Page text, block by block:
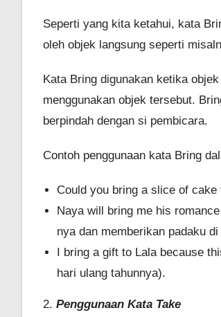
Seperti yang kita ketahui, kata
oleh objek langsung seperti
Kata Bring digunakan ketika
menggunakan objek tersebut.
berpindah dengan si pembicara.
Contoh penggunaan kata Bring
Could you bring a slice of
Naya will bring me his
nya dan memberikan padaku
I bring a gift to Lala because
hari ulang tahunnya).
2. Penggunaan Kata Take